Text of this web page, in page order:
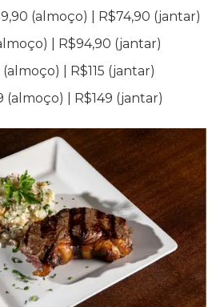
(almoço) | R$74,90 (jantar)
| R$94,90 (jantar)
| R$115 (jantar)
(almoço) | R$149 (jantar)